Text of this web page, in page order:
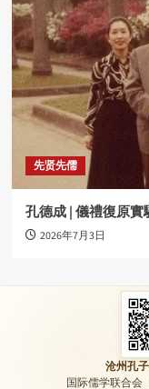
先贤先儒
孔德成 | 儀禮復原
2026年7月3日
沧州孔
国际儒学联合会